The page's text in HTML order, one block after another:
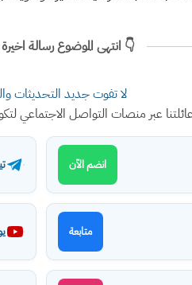
👇 انتهى الموضوع رسالة
لا تفوت جديد التحديثات
عبر منصات التواصل
انضم الآن
متابعة